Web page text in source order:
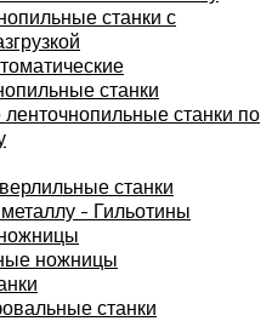
станки с
станки
станки по
станки
- Гильотины
ножницы
станки